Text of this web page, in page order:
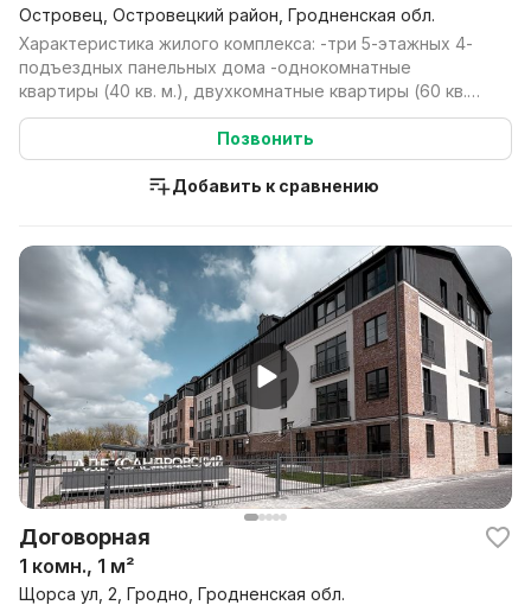
Островец, Островецкий район, Гродненская обл.
Характеристика жилого комплекса: -три 5-этажных 4-
подъездных панельных дома -однокомнатные
квартиры (40 кв. м.), двухкомнатные квартиры (60 кв.
м.) -...
Позвонить
Добавить к сравнению
Договорная
1 комн., 1 м²
Щорса ул, 2, Гродно, Гродненская обл.